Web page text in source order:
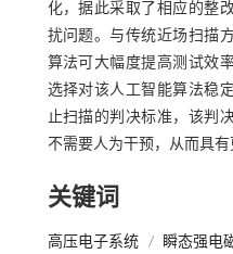
化，据此采取了相应的整
扰问题。与传统近场扫描
算法可大幅度提高测试效
选择对该人工智能算法稳
止扫描的判决标准，该判
不需要人为干预，从而具有
关键词
高压电子系统 / 瞬态强电